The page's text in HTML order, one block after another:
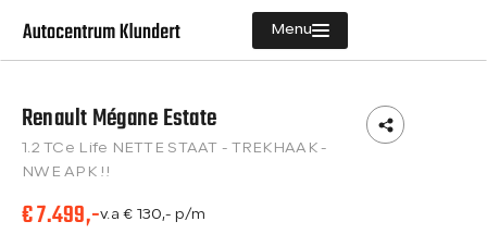
Menu
Aanbod
Vacatures
Renault Mégane Estate
1.2 TCe Life NETTE STAAT - TREKHAAK -
NWE APK !!
€ 7.499,-v.a € 130,- p/m